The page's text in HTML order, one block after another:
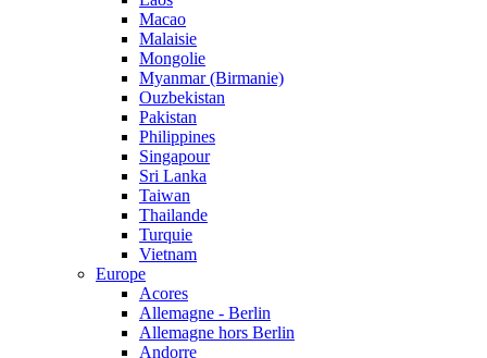
Macao
Malaisie
Mongolie
Myanmar (Birmanie)
Ouzbekistan
Pakistan
Philippines
Singapour
Sri Lanka
Taiwan
Thailande
Turquie
Vietnam
Europe
Acores
Allemagne - Berlin
Allemagne hors Berlin
Andorre